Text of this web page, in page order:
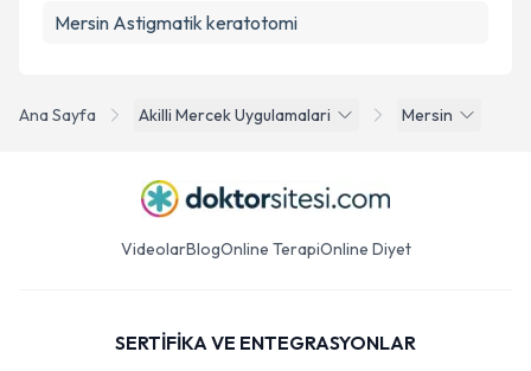
Ana Sayfa Akilli Mercek Uygulamalari Mersin
Mersin Astigmatik keratotomi
VideolarBlogOnline TerapiOnline Diyet
SERTİFİKA VE ENTEGRASYONLAR